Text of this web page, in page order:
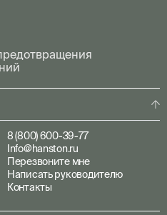
8 (800) 600-39-77
Info@hanston.ru
Перезвоните мне
Написать руководителю
Контакты